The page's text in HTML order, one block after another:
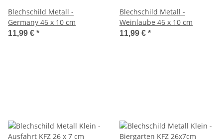
Blechschild Metall -
Germany 46 x 10 cm
11,99 € *
Blechschild Metall -
Weinlaube 46 x 10 cm
11,99 € *